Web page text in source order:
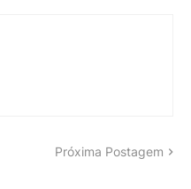
Próxima Postagem